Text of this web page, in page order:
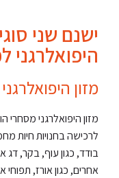
ישנם שני
היפואלרגני
מזון
מזון היפואלרגני מסחרי
לרכישה בחנויות חיות
בודד, כגון עוף, בקר, דג
אחרים, כגון אורז, תפוחי